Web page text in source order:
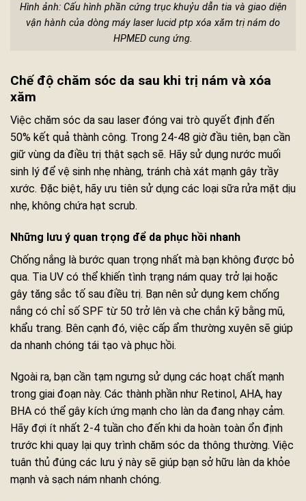
Hình ảnh: Cấu hình phần cứng trục khuỷu dẫn tia và giao diện
vận hành của dòng máy laser lucid ptp xóa xăm trị nám do
HPMED cung ứng.
Chế độ chăm sóc da sau khi trị nám và xóa
xăm
Việc chăm sóc da sau laser đóng vai trò quyết định đến
50% kết quả thành công. Trong 24-48 giờ đầu tiên, bạn cần
giữ vùng da điều trị thật sạch sẽ. Hãy sử dụng nước muối
sinh lý để vệ sinh nhẹ nhàng, tránh chà xát mạnh gây trầy
xước. Đặc biệt, hãy ưu tiên sử dụng các loại sữa rửa mặt dịu
nhẹ, không chứa hạt scrub.
Những lưu ý quan trọng để da phục hồi nhanh
Chống nắng là bước quan trọng nhất mà bạn không được bỏ
qua. Tia UV có thể khiến tình trạng nám quay trở lại hoặc
gây tăng sắc tố sau điều trị. Bạn nên sử dụng kem chống
nắng có chỉ số SPF từ 50 trở lên và che chắn kỹ bằng mũ,
khẩu trang. Bên cạnh đó, việc cấp ẩm thường xuyên sẽ giúp
da nhanh chóng tái tạo và phục hồi.
Ngoài ra, bạn cần tạm ngưng sử dụng các hoạt chất mạnh
trong giai đoạn này. Các thành phần như Retinol, AHA, hay
BHA có thể gây kích ứng mạnh cho làn da đang nhạy cảm.
Hãy đợi ít nhất 2-4 tuần cho đến khi da hoàn toàn ổn định
trước khi quay lại quy trình chăm sóc da thông thường. Việc
tuân thủ đúng các lưu ý này sẽ giúp bạn sở hữu làn da khỏe
mạnh và sạch nám nhanh chóng.